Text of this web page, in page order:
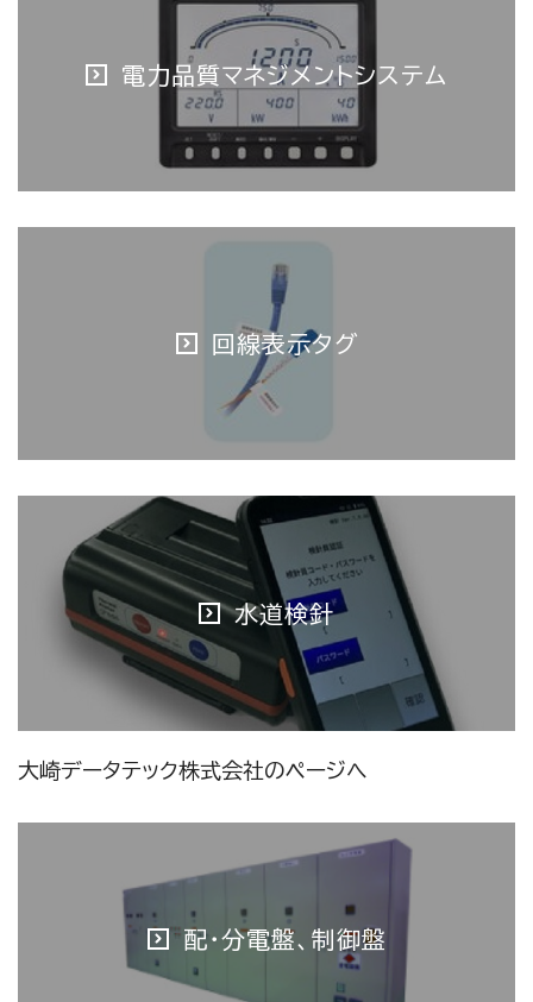
電力品質マネジメントシステム
回線表示タグ
水道検針
大崎データテック株式会社のページへ
配・分電盤、制御盤